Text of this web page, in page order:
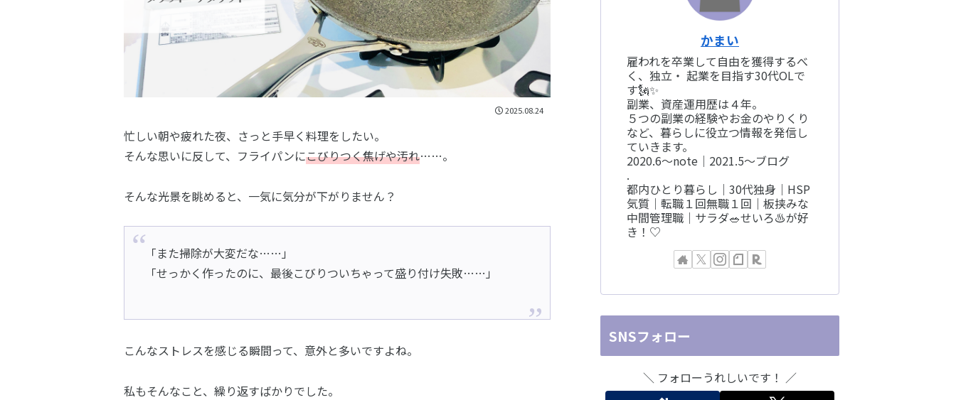
2025.08.24
忙しい朝や疲れた夜、さっと手早く料理をしたい。
そんな思いに反して、フライパンにこびりつく焦げや汚れ……。
そんな光景を眺めると、一気に気分が下がりません？
「また掃除が大変だな……」
「せっかく作ったのに、最後こびりついちゃって盛り付け失敗……」
こんなストレスを感じる瞬間って、意外と多いですよね。
私もそんなこと、繰り返すばかりでした。
かまい
雇われを卒業して自由を獲得するべ
く、独立・ 起業を目指す30代OLで
す🗽✨
副業、資産運用歴は４年。
５つの副業の経験やお金のやりくり
など、暮らしに役立つ情報を発信し
ていきます。
2020.6〜note｜2021.5〜ブログ
.
都内ひとり暮らし｜30代独身｜HSP
気質｜転職１回無職１回｜板挟みな
中間管理職｜サラダ🥗せいろ♨️が好
き！♡
SNSフォロー
＼ フォローうれしいです！ ／